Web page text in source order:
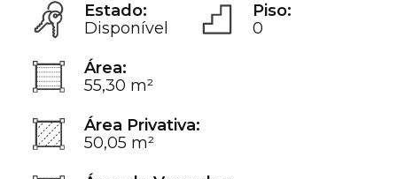
Estado:
Disponível
Piso:
0
Área:
55,30 m²
Área Privativa:
50,05 m²